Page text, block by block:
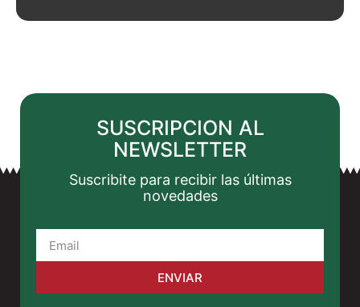
SUSCRIPCION AL
NEWSLETTER
Suscribite para recibir las últimas
novedades
ENVIAR